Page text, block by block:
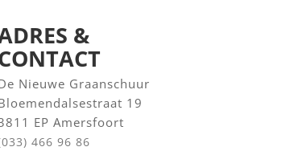
&
Nieuwe Graanschuur
19
EP Amersfoort
466 96 86